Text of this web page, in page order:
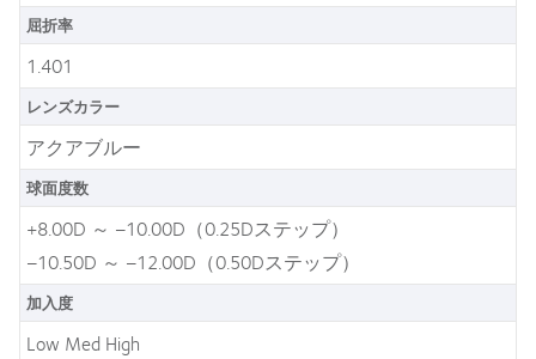
屈折率
1.401
レンズカラー
アクアブルー
球面度数
+8.00D ～ ‒10.00D（0.25Dステップ）
‒10.50D ～ ‒12.00D（0.50Dステップ）
加入度
Low Med High